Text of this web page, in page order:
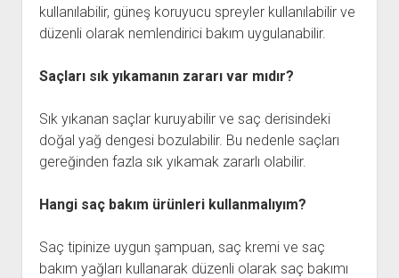
kullanılabilir, güneş koruyucu spreyler kullanılabilir ve
düzenli olarak nemlendirici bakım uygulanabilir.
Saçları sık yıkamanın zararı var mıdır?
Sık yıkanan saçlar kuruyabilir ve saç derisindeki
doğal yağ dengesi bozulabilir. Bu nedenle saçları
gereğinden fazla sık yıkamak zararlı olabilir.
Hangi saç bakım ürünleri kullanmalıyım?
Saç tipinize uygun şampuan, saç kremi ve saç
bakım yağları kullanarak düzenli olarak saç bakımı